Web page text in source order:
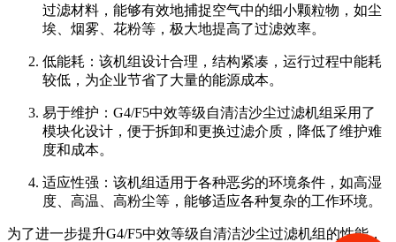
过滤材料，能够有效地捕捉空气中的细小颗粒物，如尘
埃、烟雾、花粉等，极大地提高了过滤效率。
低能耗：该机组设计合理，结构紧凑，运行过程中能耗
较低，为企业节省了大量的能源成本。
易于维护：G4/F5中效等级自清洁沙尘过滤机组采用了
模块化设计，便于拆卸和更换过滤介质，降低了维护难
度和成本。
适应性强：该机组适用于各种恶劣的环境条件，如高湿
度、高温、高粉尘等，能够适应各种复杂的工作环境。
为了进一步提升G4/F5中效等级自清洁沙尘过滤机组的性能，